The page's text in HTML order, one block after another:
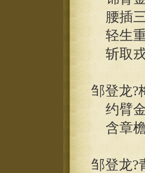
腰插三
轻生重
斩取戎
邹登龙?
约臂金
含章檐
邹登龙?